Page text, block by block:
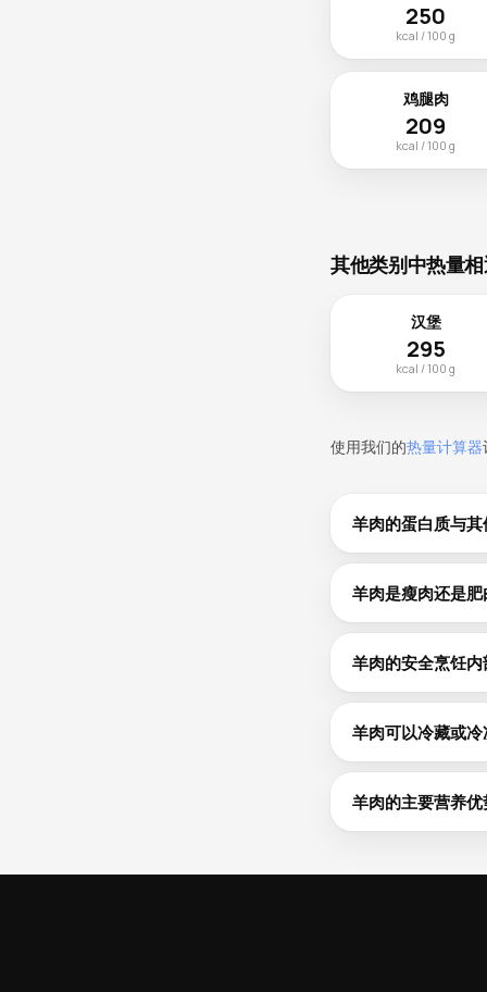
250
kcal / 100 g
鸡腿肉
209
kcal / 100 g
其他类别中热量
汉堡
295
kcal / 100 g
使用我们的热量计算器
羊肉的蛋白质与
羊肉每100g含
100g）。蛋白质含
羊肉是瘦肉还是肥
羊肉每100g含
肪，选择烤制或烘
羊肉的安全烹饪
食品安全指南建议
63°C（145°F）并
羊肉可以冷藏或冷
生的羊肉在冰箱（
保存3-4天。紧密包
羊肉的主要营养优